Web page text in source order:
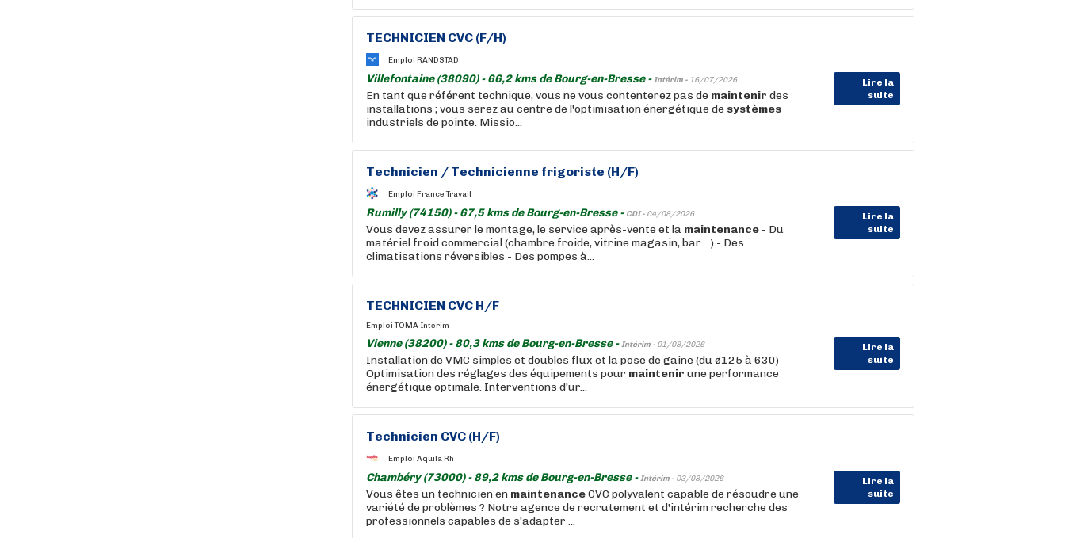
TECHNICIEN CVC (F/H)
Emploi RANDSTAD
Villefontaine (38090) - 66,2 kms de Bourg-en-Bresse -Intérim - 16/07/2026
Lire la
suite
En tant que référent technique, vous ne vous contenterez pas de maintenir des
installations ; vous serez au centre de l'optimisation énergétique de systèmes
industriels de pointe. Missio...
Technicien / Technicienne frigoriste (H/F)
Emploi France Travail
Rumilly (74150) - 67,5 kms de Bourg-en-Bresse - CDI - 04/08/2026
Lire la
suite
Vous devez assurer le montage, le service après-vente et la maintenance - Du
matériel froid commercial (chambre froide, vitrine magasin, bar ...) - Des
climatisations réversibles - Des pompes à...
TECHNICIEN CVC H/F
Emploi TOMA Interim
Vienne (38200) - 80,3 kms de Bourg-en-Bresse -Intérim - 01/08/2026
Lire la
suite
Installation de VMC simples et doubles flux et la pose de gaine (du ø125 à 630)
Optimisation des réglages des équipements pour maintenir une performance
énergétique optimale. Interventions d'ur...
Technicien CVC (H/F)
Emploi Aquila Rh
Chambéry (73000) - 89,2 kms de Bourg-en-Bresse -Intérim - 03/08/2026
Lire la
suite
Vous êtes un technicien en maintenanceCVC polyvalent capable de résoudre une
variété de problèmes ? Notre agence de recrutement et d'intérim recherche des
professionnels capables de s'adapter ...